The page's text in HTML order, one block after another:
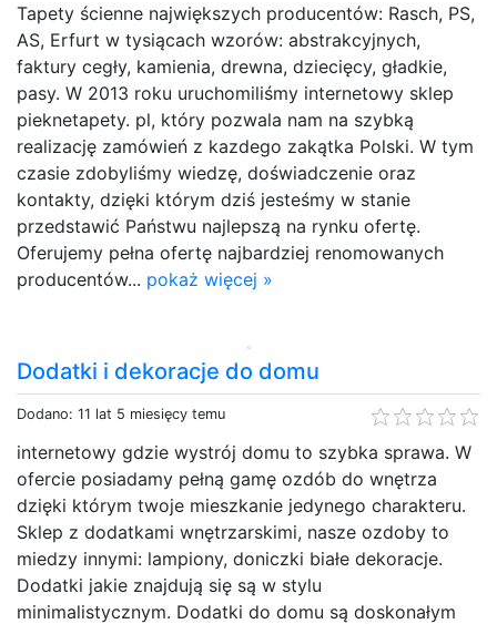
Tapety ścienne największych producentów: Rasch, PS,
AS, Erfurt w tysiącach wzorów: abstrakcyjnych,
faktury cegły, kamienia, drewna, dziecięcy, gładkie,
pasy. W 2013 roku uruchomiliśmy internetowy sklep
pieknetapety. pl, który pozwala nam na szybką
realizację zamówień z kazdego zakątka Polski. W tym
czasie zdobyliśmy wiedzę, doświadczenie oraz
kontakty, dzięki którym dziś jesteśmy w stanie
przedstawić Państwu najlepszą na rynku ofertę.
Oferujemy pełna ofertę najbardziej renomowanych
producentów... pokaż więcej »
Dodatki i dekoracje do domu
Dodano: 11 lat 5 miesięcy temu
internetowy gdzie wystrój domu to szybka sprawa. W
ofercie posiadamy pełną gamę ozdób do wnętrza
dzięki którym twoje mieszkanie jedynego charakteru.
Sklep z dodatkami wnętrzarskimi, nasze ozdoby to
miedzy innymi: lampiony, doniczki białe dekoracje.
Dodatki jakie znajdują się są w stylu
minimalistycznym. Dodatki do domu są doskonałym